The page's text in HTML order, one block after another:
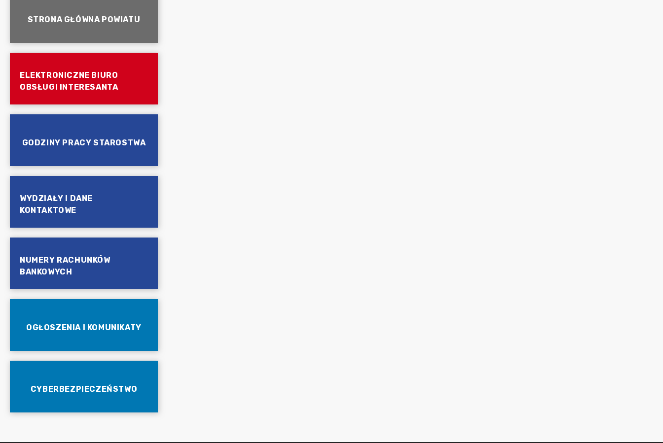
STRONA GŁÓWNA POWIATU
ELEKTRONICZNE BIURO
OBSŁUGI INTERESANTA
GODZINY PRACY STAROSTWA
WYDZIAŁY I DANE
KONTAKTOWE
NUMERY RACHUNKÓW
BANKOWYCH
OGŁOSZENIA I KOMUNIKATY
CYBERBEZPIECZEŃSTWO